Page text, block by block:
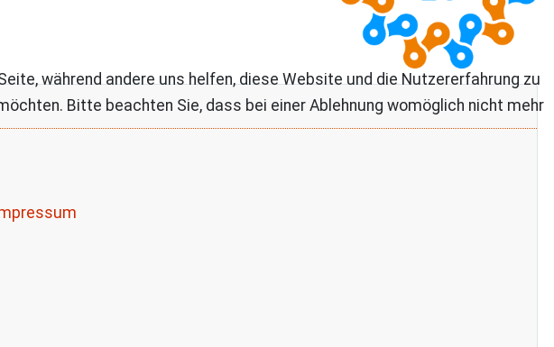
während andere uns helfen, diese Website und die Nutzererfahrung zu
Bitte beachten Sie, dass bei einer Ablehnung womöglich nicht mehr